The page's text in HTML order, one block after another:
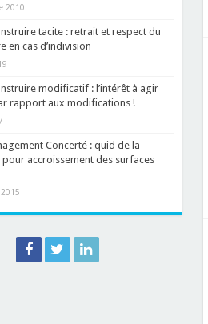
2010
tacite : retrait et respect du
en cas d’indivision
modificatif : l’intérêt à agir
rapport aux modifications !
Concerté : quid de la
accroissement des surfaces